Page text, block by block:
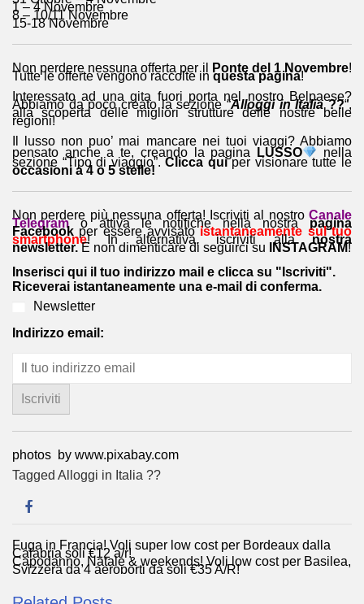
1 – 4 Novembre
8 – 10/11 Novembre
15-18 Novembre
Non perdere nessuna offerta per il Ponte del 1 Novembre!
Tutte le offerte vengono raccolte in questa pagina!
Interessato ad una gita fuori porta nel nostro Belpaese?
Abbiamo da poco creato la sezione “Alloggi in Italia??“,
alla scoperta delle migliori strutture delle nostre belle
regioni!
Il lusso non puo’ mai mancare nei tuoi viaggi? Abbiamo
pensato anche a te, creando la pagina
LUSSO nella
sezione “Tipo di viaggio”.Clicca qui per visionare tutte le
occasioni a 4 o 5 stelle!
Non perdere più nessuna offerta! Iscriviti al nostro Canale
Telegramo attiva le notifiche nella nostrapagina
Facebook per essere avvisatoistantaneamente sul tuo
smartphone! In alternativa, iscriviti allanostra
newsletter.E non dimenticare di seguirci su INSTAGRAM!
Inserisci qui il tuo indirizzo mail e clicca su "Iscriviti".
Riceverai istantaneamente una e-mail di conferma.
Newsletter
Indirizzo email:
photos by www.pixabay.com
Tagged Alloggi in Italia ??
Navigazione
articoli
Fuga in Francia! Voli super low cost per Bordeaux dalla
Calabria soli €12 a/r!
Capodanno, Natale & weekends! Voli low cost per Basilea,
Svizzera da 4 aeroporti da soli €35 A/R!